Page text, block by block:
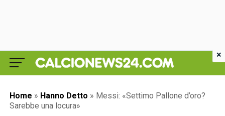
Home » Hanno Detto » Messi: «Settimo Pallone d’oro?
Sarebbe una locura»
×